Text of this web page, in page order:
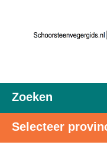
Zoeken
Selecteer